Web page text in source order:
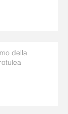
della